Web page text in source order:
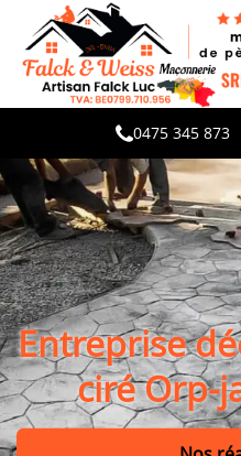
0475 345 873
Entreprise
ciré Orp-